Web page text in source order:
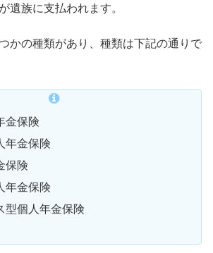
遺族に支払われます。
かの種類があり、種類は下記の通りで
金保険
年金保険
保険
年金保険
型個人年金保険